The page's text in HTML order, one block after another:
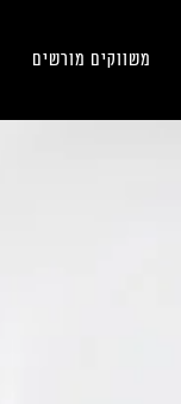
משווקים מורשים